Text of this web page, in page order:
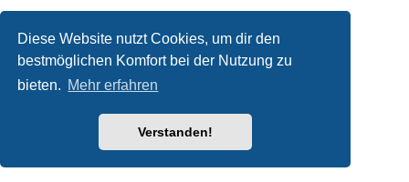
Diese Website nutzt Cookies, um dir den
bestmöglichen Komfort bei der Nutzung zu
bieten. Mehr erfahren
Verstanden!